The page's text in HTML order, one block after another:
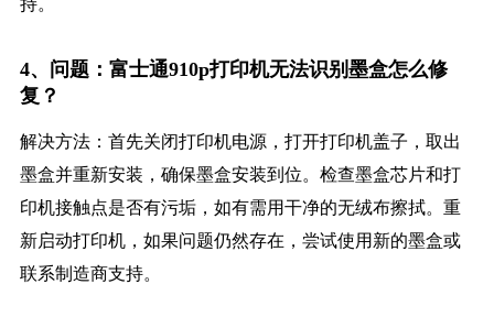
持。
4、问题：富士通910p打印机无法识别墨盒怎么修
复？
解决方法：首先关闭打印机电源，打开打印机盖子，取出
墨盒并重新安装，确保墨盒安装到位。检查墨盒芯片和打
印机接触点是否有污垢，如有需用干净的无绒布擦拭。重
新启动打印机，如果问题仍然存在，尝试使用新的墨盒或
联系制造商支持。